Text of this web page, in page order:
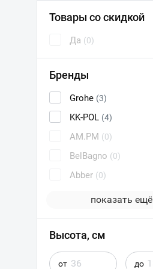
Товары со скидкой
Да (0)
Бренды
Grohe (3)
KK-POL (4)
AM.PM (0)
BelBagno (0)
Abber (0)
показать ещё
Высота, см
от до